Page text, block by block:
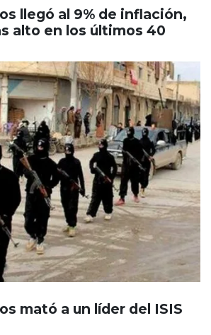
llegó al 9% de inflación,
alto en los últimos 40
mató a un líder del ISIS